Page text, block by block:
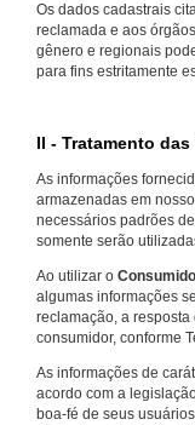
Os dados cadastrais
reclamada e aos
gênero e regionais
para fins estritamente
II - Tratamento
As informações
armazenadas em
necessários padrões
somente serão
Ao utilizar o
algumas informações
reclamação, a
consumidor, conforme
As informações de
acordo com a
boa-fé de seus